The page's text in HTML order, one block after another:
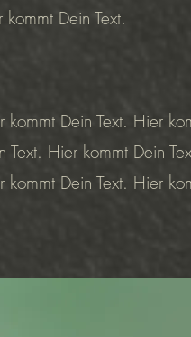
Dein Text.
Dein Text. Hier
Text. Hier kommt Dein
Dein Text. Hier